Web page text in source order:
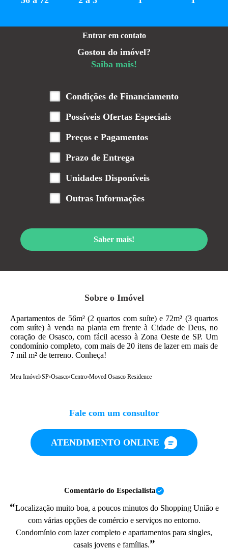
Sobre o Imóvel
Apartamentos de 56m² (2 quartos com suíte) e 72m² (3 quartos
com suíte) à venda na planta em frente à Cidade de Deus, no
coração de Osasco, com fácil acesso à Zona Oeste de SP. Um
condomínio completo, com mais de 20 itens de lazer em mais de
7 mil m² de terreno. Conheça!
Meu Imóvel›SP›Osasco›Centro›Moved Osasco Residence
Entrar em contato
Gostou do imóvel?
Saiba mais!
Condições de Financiamento
Possíveis Ofertas Especiais
Preços e Pagamentos
Prazo de Entrega
Unidades Disponíveis
Outras Informações
Saber mais!
Fale com um consultor
ATENDIMENTO ONLINE
Comentário do Especialista
“Localização muito boa, a poucos minutos do Shopping União e
com várias opções de comércio e serviços no entorno.
Condomínio com lazer completo e apartamentos para singles,
casais jovens e famílias.”